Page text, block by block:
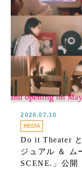
2026.07.10
MEDIA
Do it Theater
ジュアル ＆ ム
SCENE.」公開